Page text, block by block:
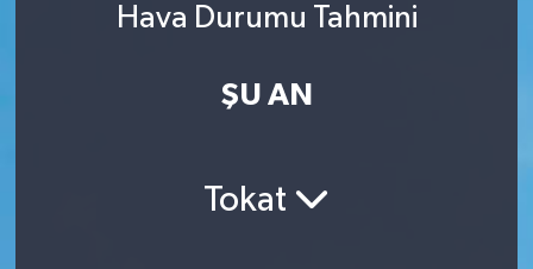
Hava Durumu Tahmini
ŞU AN
Tokat